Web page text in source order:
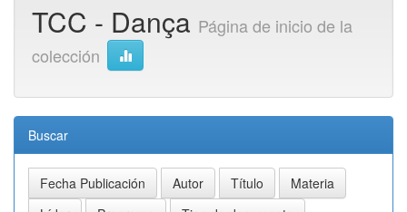
TCC - Dança Página de inicio de la
colección
Buscar